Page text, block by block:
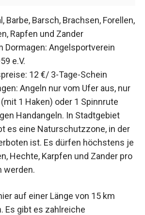
Barbe, Barsch, Brachsen, Forellen,
Rapfen und Zander
Dormagen: Angelsportverein
e.V.
12 €/ 3-Tage-Schein
Angeln nur vom Ufer aus, nur
1 Haken) oder 1 Spinnrute
Handangeln. In Stadtgebiet
es eine Naturschutzzone, in der
ist. Es dürfen höchstens je
Hechte, Karpfen und Zander pro
werden.
auf einer Länge von 15 km
Es gibt es zahlreiche